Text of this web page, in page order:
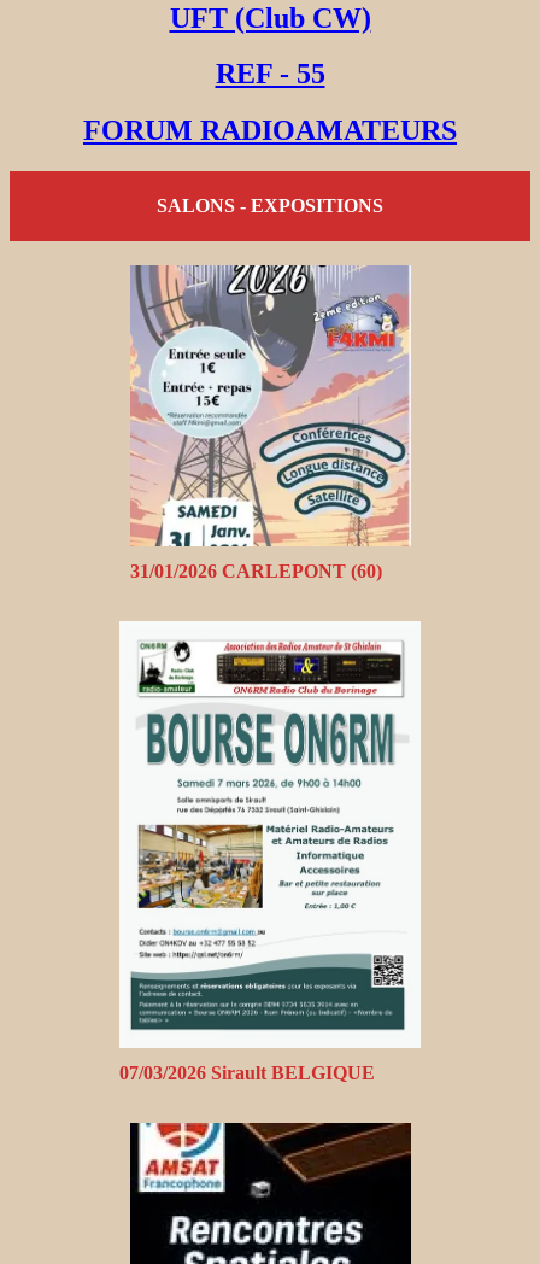
UFT (Club CW)
REF - 55
FORUM RADIOAMATEURS
SALONS - EXPOSITIONS
31/01/2026 CARLEPONT (60)
07/03/2026 Sirault BELGIQUE